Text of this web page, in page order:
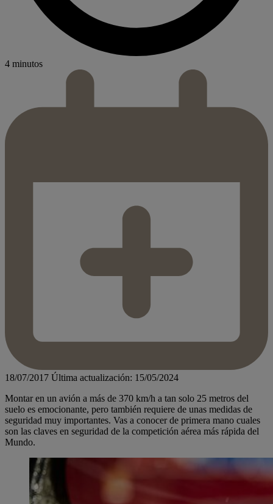
4 minutos
18/07/2017 Última actualización: 15/05/2024
Montar en un avión a más de 370 km/h a tan solo 25 metros del
suelo es emocionante, pero también requiere de unas medidas de
seguridad muy importantes. Vas a conocer de primera mano cuales
son las claves en seguridad de la competición aérea más rápida del
Mundo.